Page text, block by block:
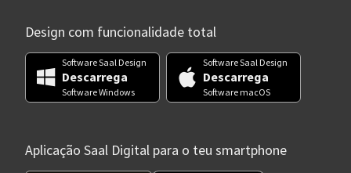
Design com funcionalidade total
Software Saal Design
Descarrega
Software Windows
Software Saal Design
Descarrega
Software macOS
Aplicação Saal Digital para o teu smartphone